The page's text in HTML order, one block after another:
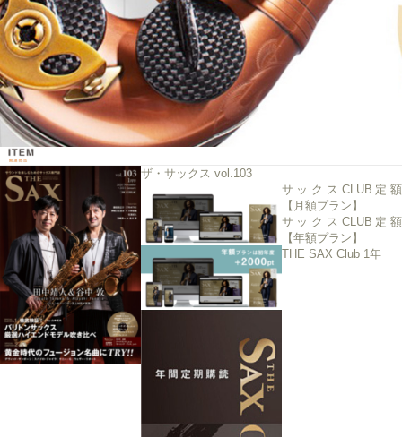
ザ・サックス vol.103
サックスCLUB定額
【月額プラン】
サックスCLUB定額
【年額プラン】
THE SAX Club 1年